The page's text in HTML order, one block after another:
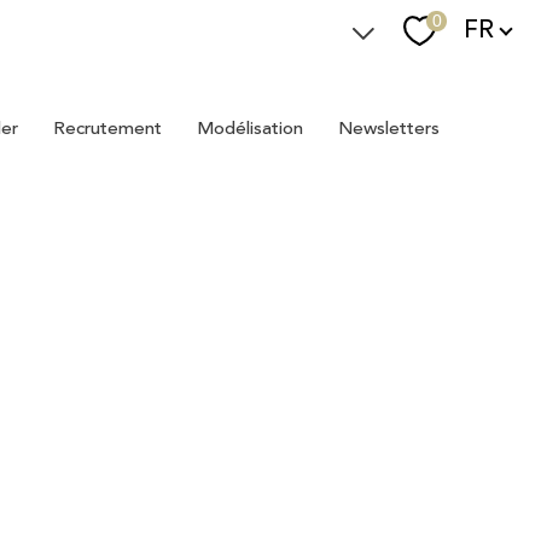
0 Langue
FR
recrutement modélisation newsletters